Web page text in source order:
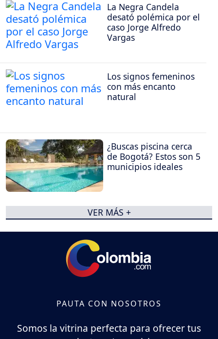
La Negra Candela
desató polémica por el
caso Jorge Alfredo
Vargas
Los signos femeninos
con más encanto
natural
¿Buscas piscina cerca
de Bogotá? Estos son 5
municipios ideales
VER MÁS +
PAUTA CON NOSOTROS
Somos la vitrina perfecta para ofrecer tus